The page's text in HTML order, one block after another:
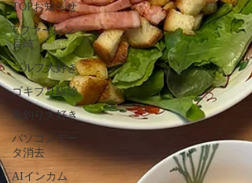
TOPお知らせ
Vファーレン
長崎
ゴルフ大好き
ゴキブリ駆除
魚釣り大好き
パソコンデー
タ消去
AIインカム